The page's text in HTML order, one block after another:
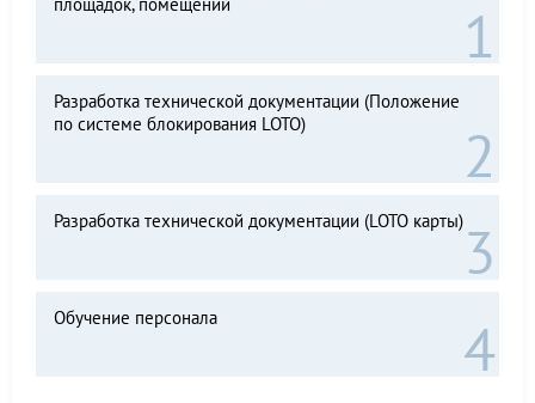
Разработка технической документации (Положение
по системе блокирования LOTO)
Разработка технической документации (LOTO карты)
Обучение персонала